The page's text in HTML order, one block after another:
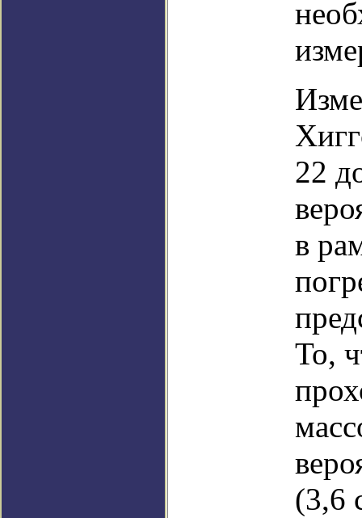
22
в
То,
(3,6